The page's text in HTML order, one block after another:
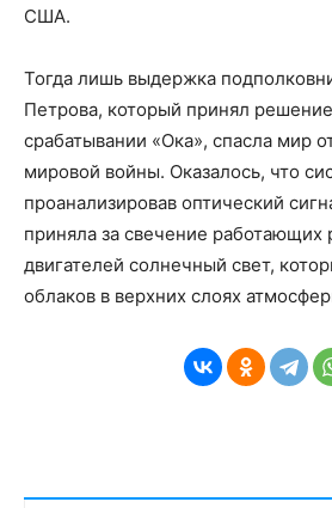
США.
Тогда лишь выдержка
Петрова, который принял
срабатывании «Ока», спасла мир
мировой войны. Оказалось, что
проанализировав оптический
приняла за свечение работающих
двигателей солнечный свет,
облаков в верхних слоях